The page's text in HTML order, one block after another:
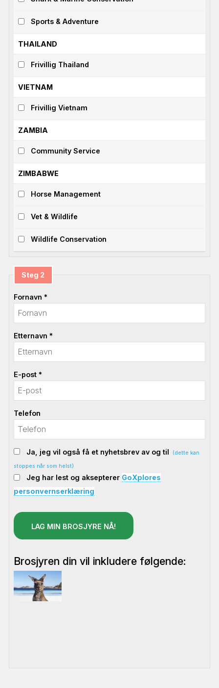
Sports & Adventure
THAILAND
Frivillig Thailand
VIETNAM
Frivillig Vietnam
ZAMBIA
Community Service
ZIMBABWE
Horse Management
Vet & Wildlife
Wildlife Conservation
Steg 2
Fornavn *
Etternavn *
E-post *
Telefon
Ja, jeg vil også få et nyhetsbrev av og til (dette kan
stoppes når som helst)
Jeg har lest og aksepterer GoXplores
personvernserklæring
LAG MIN BROSJYRE NÅ!
Brosjyren din vil inkludere følgende:
HAV & MARINELIV
GRUPPEREISER & SPENNING
NESTE STEG ⇢